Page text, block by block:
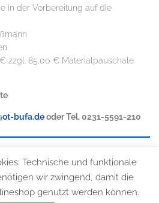
in der Vorbereitung auf die
zzgl. 85,00 € Materialpauschale
bufa.deoder Tel. 0231-5591-210
für Orthopädie-Technik |Allgemeine
Technische und funktionale
wir zwingend, damit die
genutzt werden können.